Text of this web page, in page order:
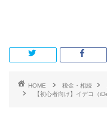
HOME 税金・相続
【初心者向け】イデコ（